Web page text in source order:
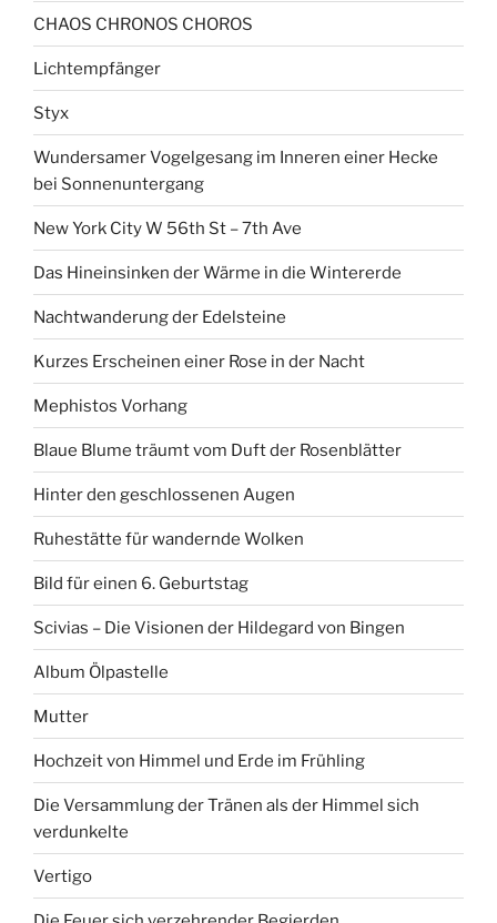
CHAOS CHRONOS CHOROS
Lichtempfänger
Styx
Wundersamer Vogelgesang im Inneren einer Hecke
bei Sonnenuntergang
New York City W 56th St – 7th Ave
Das Hineinsinken der Wärme in die Wintererde
Nachtwanderung der Edelsteine
Kurzes Erscheinen einer Rose in der Nacht
Mephistos Vorhang
Blaue Blume träumt vom Duft der Rosenblätter
Hinter den geschlossenen Augen
Ruhestätte für wandernde Wolken
Bild für einen 6. Geburtstag
Scivias – Die Visionen der Hildegard von Bingen
Album Ölpastelle
Mutter
Hochzeit von Himmel und Erde im Frühling
Die Versammlung der Tränen als der Himmel sich
verdunkelte
Vertigo